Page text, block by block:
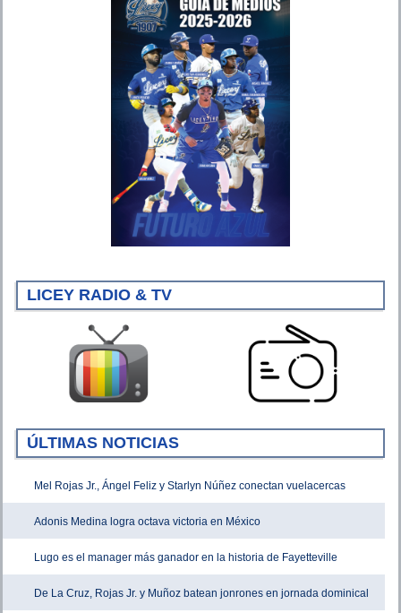
LICEY RADIO & TV
ÚLTIMAS NOTICIAS
Mel Rojas Jr., Ángel Feliz y Starlyn Núñez conectan vuelacercas
Adonis Medina logra octava victoria en México
Lugo es el manager más ganador en la historia de Fayetteville
De La Cruz, Rojas Jr. y Muñoz batean jonrones en jornada dominical